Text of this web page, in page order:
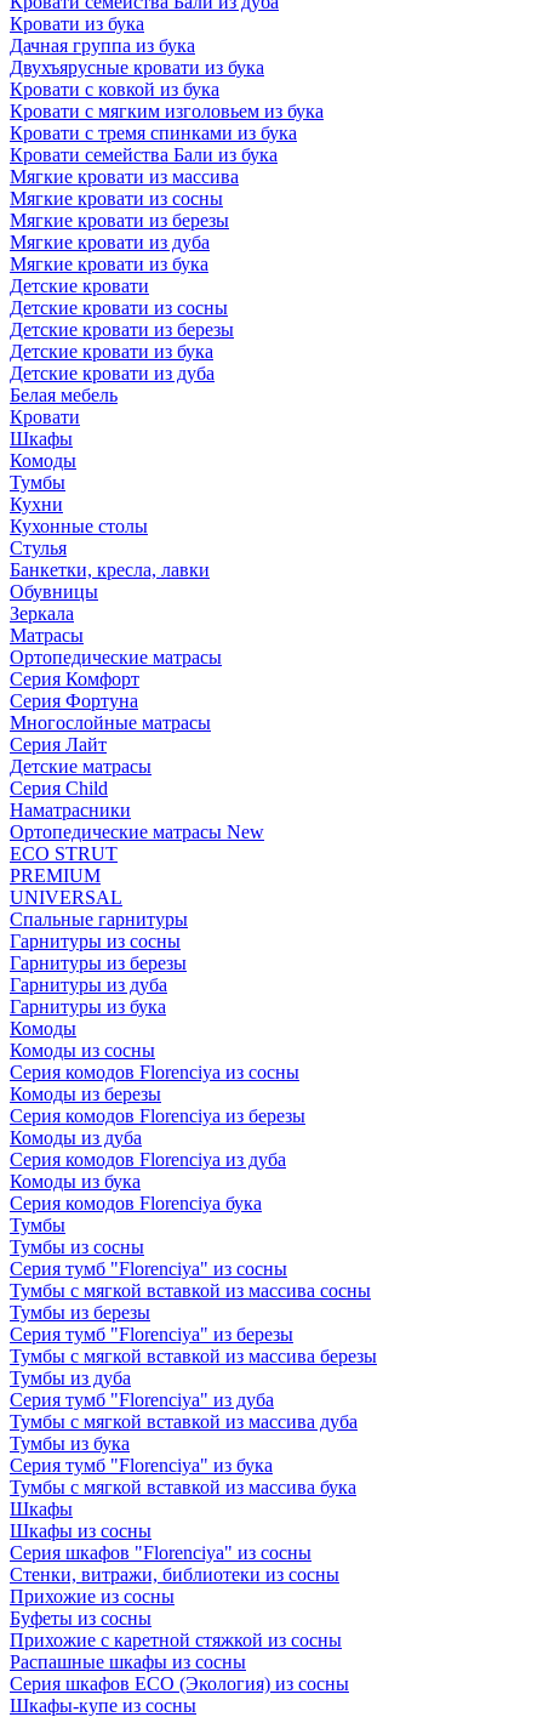
Кровати из бука
Дачная группа из бука
Двухъярусные кровати из бука
Кровати с ковкой из бука
Кровати с мягким изголовьем из бука
Кровати с тремя спинками из бука
Кровати семейства Бали из бука
Мягкие кровати из массива
Мягкие кровати из сосны
Мягкие кровати из березы
Мягкие кровати из дуба
Мягкие кровати из бука
Детские кровати
Детские кровати из сосны
Детские кровати из березы
Детские кровати из бука
Детские кровати из дуба
Белая мебель
Кровати
Шкафы
Комоды
Тумбы
Кухни
Кухонные столы
Стулья
Банкетки, кресла, лавки
Обувницы
Зеркала
Матрасы
Ортопедические матрасы
Серия Комфорт
Серия Фортуна
Многослойные матрасы
Серия Лайт
Детские матрасы
Серия Child
Наматрасники
Ортопедические матрасы New
ECO STRUT
PREMIUM
UNIVERSAL
Спальные гарнитуры
Гарнитуры из сосны
Гарнитуры из березы
Гарнитуры из дуба
Гарнитуры из бука
Комоды
Комоды из сосны
Серия комодов Florenciya из сосны
Комоды из березы
Серия комодов Florenciya из березы
Комоды из дуба
Серия комодов Florenciya из дуба
Комоды из бука
Серия комодов Florenciya бука
Тумбы
Тумбы из сосны
Серия тумб "Florenciya" из сосны
Тумбы с мягкой вставкой из массива сосны
Тумбы из березы
Серия тумб "Florenciya" из березы
Тумбы с мягкой вставкой из массива березы
Тумбы из дуба
Серия тумб "Florenciya" из дуба
Тумбы с мягкой вставкой из массива дуба
Тумбы из бука
Серия тумб "Florenciya" из бука
Тумбы с мягкой вставкой из массива бука
Шкафы
Шкафы из сосны
Серия шкафов "Florenciya" из сосны
Стенки, витражи, библиотеки из сосны
Прихожие из сосны
Буфеты из сосны
Прихожие с каретной стяжкой из сосны
Распашные шкафы из сосны
Серия шкафов ECO (Экология) из сосны
Шкафы-купе из сосны